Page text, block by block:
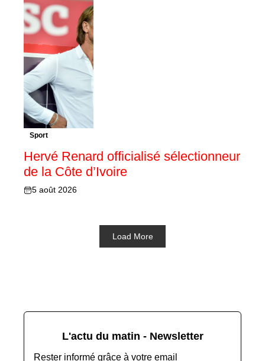
Sport
Hervé Renard officialisé sélectionneur
de la Côte d’Ivoire
5 août 2026
Load More
L'actu du matin - Newsletter
Rester informé grâce à votre email